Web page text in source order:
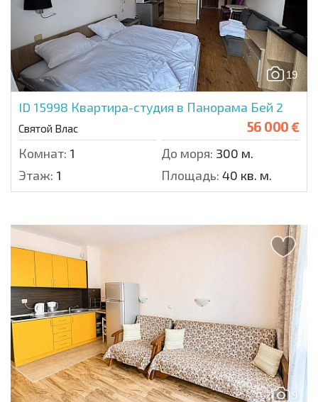
19
ID 15998 Квартира-студия в Панорама Бей 2
Святой Влас 56 000 €
Комнат: 1 До моря: 300 м.
Этаж: 1 Площадь: 40 кв. м.
9